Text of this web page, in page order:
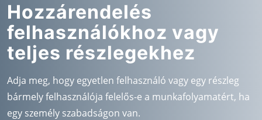
Hozzárendelés
felhasználókhoz vagy
teljes részlegekhez
Adja meg, hogy egyetlen felhasználó vagy egy részleg
bármely felhasználója felelős-e a munkafolyamatért, ha
egy személy szabadságon van.